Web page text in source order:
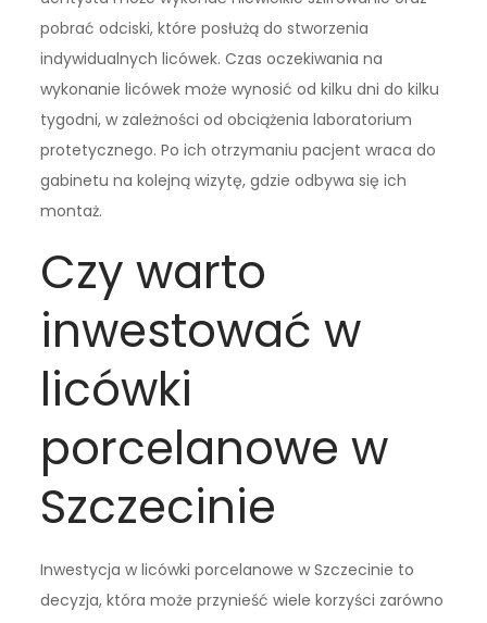
pobrać odciski, które posłużą do stworzenia
indywidualnych licówek. Czas oczekiwania na
wykonanie licówek może wynosić od kilku dni do kilku
tygodni, w zależności od obciążenia laboratorium
protetycznego. Po ich otrzymaniu pacjent wraca do
gabinetu na kolejną wizytę, gdzie odbywa się ich
montaż.
Czy warto
inwestować w
licówki
porcelanowe w
Szczecinie
Inwestycja w licówki porcelanowe w Szczecinie to
decyzja, która może przynieść wiele korzyści zarówno